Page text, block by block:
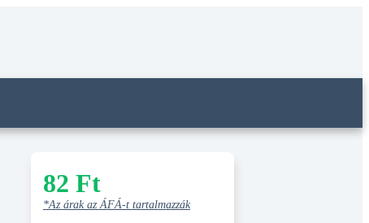
82 Ft
*Az árak az ÁFÁ-t tartalmazzák